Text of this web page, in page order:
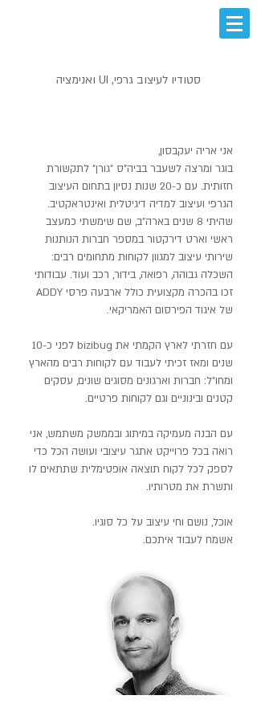
סטודיו לעיצוב גרפי, UI ואנימציה
אני אריה יעקבסון,
בוגר ומרצה לשעבר בביה"ס "גורן" לתקשורת
חזותית. עם כ-20 שנות נסיון בתחום העיצוב
הגרפי ועיצוב למדיה דיגיטלית ואינטראקטיב.
שהיתי 8 שנים בארה"ב, שם שימשתי כמעצב
ראשי וארט דירקטור במספר חברות הנותנות
שירותי עיצוב למגוון לקוחות מתחומים רבים:
השכלה גבוהה, רפואה, בידור, רכב ועוד. עבודותי
זכו בהכרה מקצועית כולל ארבעה פרסי ADDY
של איגוד הפירסום האמריקאי.
עם חזרתי לארץ הקמתי את bizibug לפני כ-10
שנים ומאז זכיתי לעבוד עם לקוחות רבים מהארץ
ומחו"ל: חברות וארגונים מסוגים שונים, עסקים
קטנים ובינוניים וגם לקוחות פרטיים.
עם הבנה מעמיקה במיתוג ובממשק משתמש, אני
רואה בכל פרוייקט אתגר עיצובי ועושה הכל כדי
לספק לכל לקוח תוצאה אופטימלית שתתאים לו
ותשרת את מטרותיו.
אוכל, נושם וחי עיצוב על כל סוגיו.
אשמח לעבוד איתכם.